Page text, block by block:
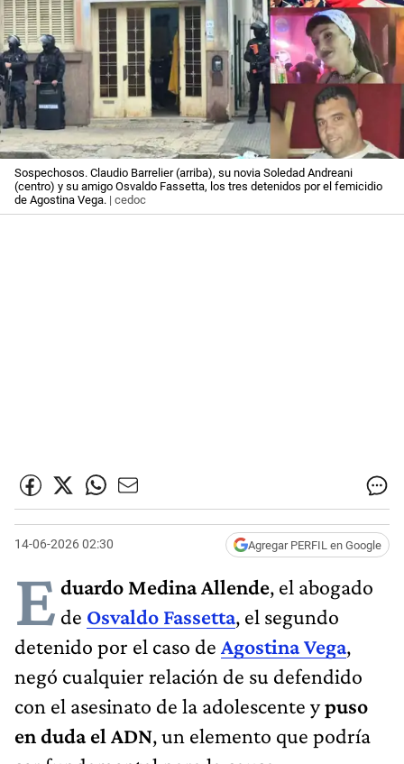
Sospechosos. Claudio Barrelier (arriba), su novia Soledad Andreani
(centro) y su amigo Osvaldo Fassetta, los tres detenidos por el femicidio
de Agostina Vega. | cedoc
14-06-2026 02:30 Agregar PERFIL en Google
E duardo Medina Allende, el abogado
de Osvaldo Fassetta, el segundo
detenido por el caso de Agostina Vega,
negó cualquier relación de su defendido
con el asesinato de la adolescente ypuso
en duda el ADN, un elemento que podría